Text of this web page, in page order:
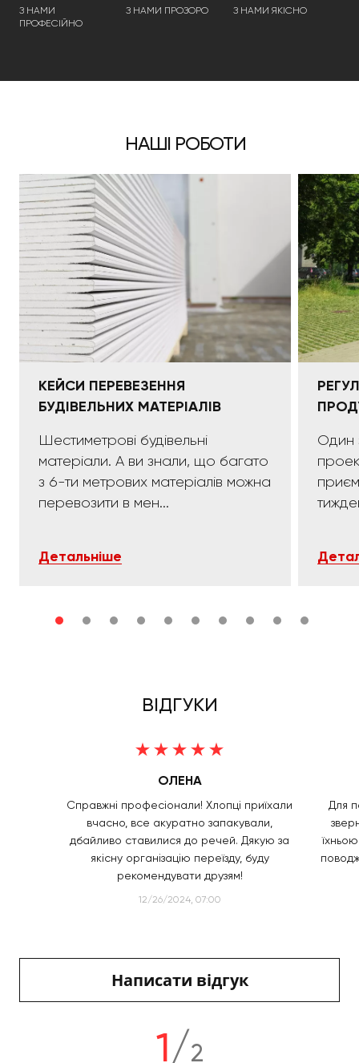
З НАМИ
ПРОФЕСІЙНО
З НАМИ ПРОЗОРО З НАМИ ЯКІСНО
НАШІ РОБОТИ
КЕЙСИ ПЕРЕВЕЗЕННЯ
БУДІВЕЛЬНИХ МАТЕРІАЛІВ
Шестиметрові будівельні
матеріали. А ви знали, що багато
з 6-ти метрових матеріалів можна
перевозити в мен...
Детальніше
Один
приємних:)).
ВІДГУКИ
Справжні професіонали! Хлопці приїхали
вчасно, все акуратно запакували,
дбайливо ставилися до речей. Дякую за
якісну організацію переїзду, буду
рекомендувати друзям!
ОЛЕНА
12/26/2024, 07:00
Для
Написати відгук
1/2